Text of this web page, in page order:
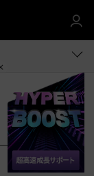
お 共有する